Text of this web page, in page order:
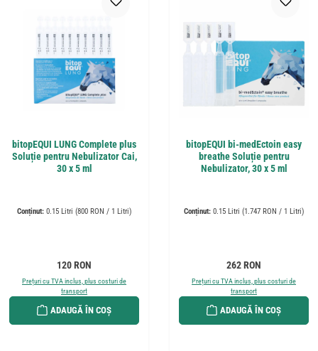
bitopEQUI LUNG Complete plus
Soluție pentru Nebulizator Cai,
30 x 5 ml
Conținut: 0.15 Litri (800 RON / 1 Litri)
Preț obișnuit:
120 RON
Prețuri cu TVA inclus, plus costuri de
transport
ADAUGĂ ÎN COȘ
bitopEQUI bi-medEctoin easy
breathe Soluție pentru
Nebulizator, 30 x 5 ml
Conținut: 0.15 Litri (1.747 RON / 1 Litri)
Preț obișnuit:
262 RON
Prețuri cu TVA inclus, plus costuri de
transport
ADAUGĂ ÎN COȘ